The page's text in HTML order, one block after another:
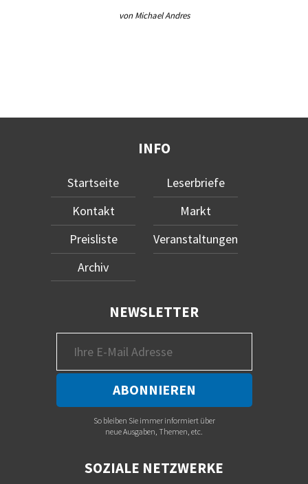
von Michael Andres
INFO
Startseite
Kontakt
Preisliste
Archiv
Leserbriefe
Markt
Veranstaltungen
NEWSLETTER
So bleiben Sie immer informiert über
neue Ausgaben, Themen, etc.
SOZIALE NETZWERKE